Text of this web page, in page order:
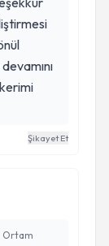
Şikayet Et
Ortam